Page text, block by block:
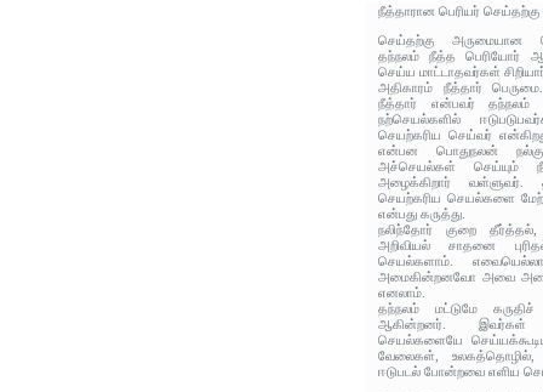
நீத்தாரான பெரியர்
செய்தற்கு அருமையான
தந்நலம் நீத்த பெரியோர்
செய்ய மாட்டாதவர்கள்
அதிகாரம் நீத்தார்
நீத்தார் என்பவர் தந்நலம்
நற்செயல்களில்
செயற்கரிய செய்வர்
என்பன பொதுநலன்
அச்செயல்கள் செய்யும்
அழைக்கிறார் வள்ளுவர்.
செயற்கரிய செயல்களை
என்பது கருத்து.
நலிந்தோர் குறை தீர்த்தல்,
அறிவியல் சாதனை
செயல்களாம்.
அமைகின்றனவோ அவை
எனலாம்.
தந்நலம் மட்டுமே கருதிச்
ஆகின்றனர். இவர்கள்
செயல்களையே
வேலைகள், உலகத்தொழில்,
ஈடுபடல் போன்றவை எளிய